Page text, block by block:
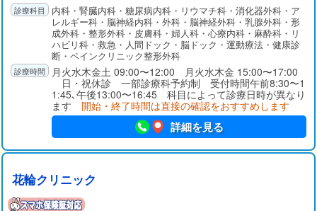
内科・腎臓内科・糖尿病内科・リウマチ科・消化器外科・ア
レルギー科・脳神経内科・外科・脳神経外科・乳腺外科・形
成外科・整形外科・皮膚科・婦人科・心療内科・麻酔科・リ
ハビリ科・救急・人間ドック・脳ドック・運動療法・健康診
断・ペインクリニック整形外科
月火水木金土 09:00〜12:00 月火水木金 15:00〜17:00
日・祝休診 一部診療科予約制 受付時間午前8:30〜1
1:45､午後13:00〜16:45 科目によって診療日時が異なり
ます 開始・終了時間は直接の確認をおすすめします
詳細を見る
花輪クリニック